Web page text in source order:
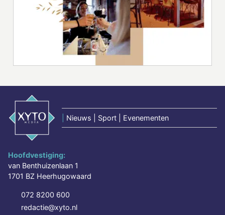
Nieuws | Sport | Evenementen
Hoofdvestiging:
van Benthuizenlaan 1
1701 BZ Heerhugowaard
072 8200 600
redactie@xyto.nl